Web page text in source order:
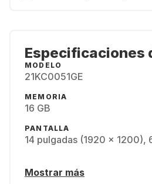
Especificaciones
MODELO
21KC0051GE
MEMORIA
16 GB
PANTALLA
14 pulgadas (1920 x 1200),
Mostrar más